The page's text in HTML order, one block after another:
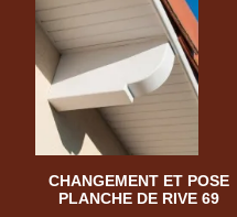
CHANGEMENT ET POSE
PLANCHE DE RIVE 69